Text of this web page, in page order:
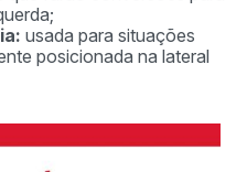
usada para situações
posicionada na lateral